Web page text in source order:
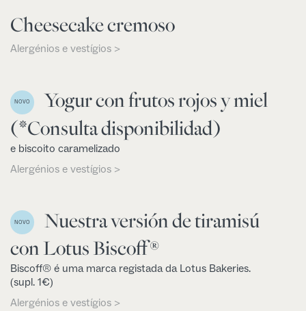
Cheesecake cremoso
Alergénios e vestígios >
NOVO
Yogur con frutos rojos y miel
(*Consulta disponibilidad)
e biscoito caramelizado
Alergénios e vestígios >
NOVO
Nuestra versión de tiramisú
con Lotus Biscoff®
Biscoff® é uma marca registada da Lotus Bakeries.
(supl. 1€)
Alergénios e vestígios >